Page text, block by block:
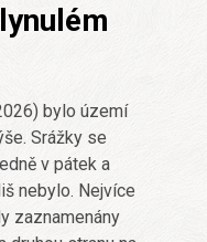
bylo území
Srážky se
v pátek a
nebylo. Nejvíce
zaznamenány